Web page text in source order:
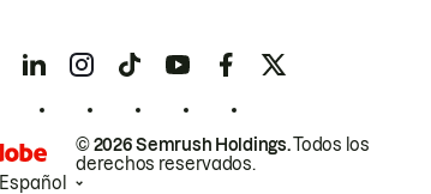
© 2026 Semrush Holdings.Todos los
derechos reservados.
Español